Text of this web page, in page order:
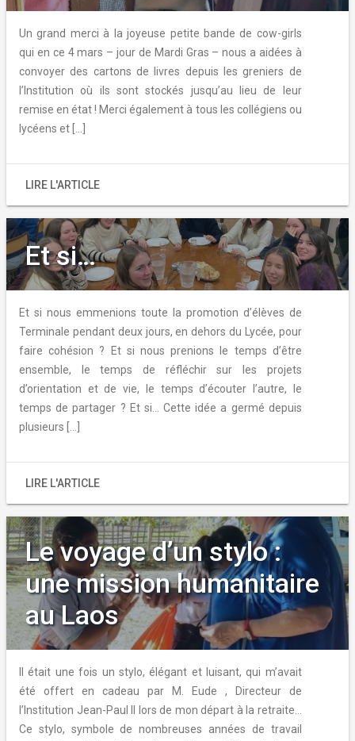
Un grand merci à la joyeuse petite bande de cow-girls
qui en ce 4 mars – jour de Mardi Gras – nous a aidées à
convoyer des cartons de livres depuis les greniers de
l’Institution où ils sont stockés jusqu’au lieu de leur
remise en état ! Merci également à tous les collégiens ou
lycéens et […]
LIRE L'ARTICLE
Et si…
Et si nous emmenions toute la promotion d’élèves de
Terminale pendant deux jours, en dehors du Lycée, pour
faire cohésion ? Et si nous prenions le temps d’être
ensemble, le temps de réfléchir sur les projets
d’orientation et de vie, le temps d’écouter l’autre, le
temps de partager ? Et si… Cette idée a germé depuis
plusieurs […]
LIRE L'ARTICLE
Le voyage d’un stylo :
une mission humanitaire
au Laos
Il était une fois un stylo, élégant et luisant, qui m’avait
été offert en cadeau par M. Eude , Directeur de
l’Institution Jean-Paul II lors de mon départ à la retraite…
Ce stylo, symbole de nombreuses années de travail